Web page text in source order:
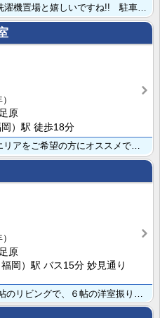
原
）駅 徒歩18分
原
岡）駅 バス15分 妙見通り